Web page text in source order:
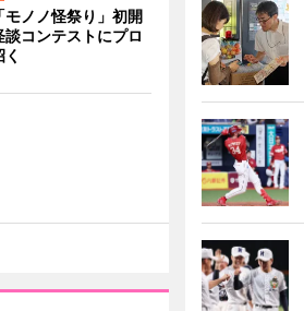
モノノ怪祭り」初開
コンテストにプロ